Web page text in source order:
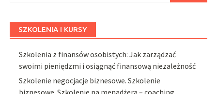
SZKOLENIA I KURSY
Szkolenia z finansów osobistych: Jak zarządzać
swoimi pieniędzmi i osiągnąć finansową niezależność
Szkolenie negocjacje biznesowe. Szkolenie